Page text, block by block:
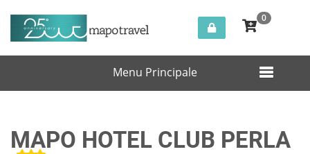
0
Menu Principale
MAPO HOTEL CLUB PERLA
MAPO HOTEL CLUB PERLA